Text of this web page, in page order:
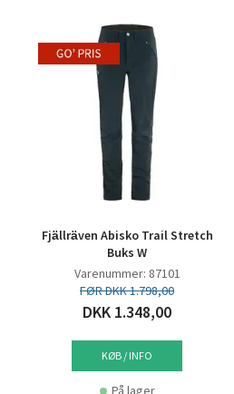
Fjällräven Abisko Trail Stretch
Buks W
Varenummer: 87101
FØR DKK 1.798,00
DKK 1.348,00
KØB / INFO